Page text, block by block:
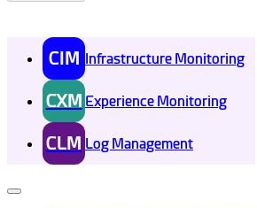
CIM Infrastructure Monitoring
CXM Experience Monitoring
CLM Log Management